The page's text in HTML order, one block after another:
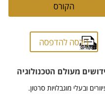
הקורס
גירסה להדפסה
מעולם הטכנולוגיה
ובעלי מוגבלויות סרטון.